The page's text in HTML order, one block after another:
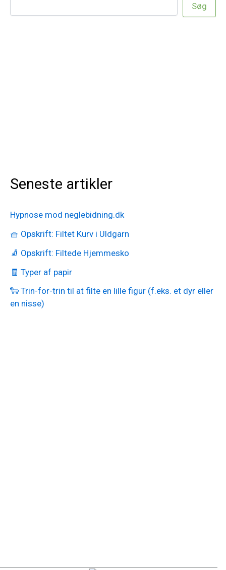
Søg
Seneste artikler
Hypnose mod neglebidning.dk
🧺 Opskrift: Filtet Kurv i Uldgarn
🧦 Opskrift: Filtede Hjemmesko
🧾 Typer af papir
🐑 Trin-for-trin til at filte en lille figur (f.eks. et dyr eller
en nisse)